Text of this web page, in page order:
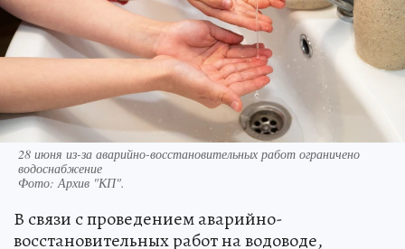
28 июня из-за аварийно-восстановительных работ ограничено
водоснабжение
Фото:Архив "КП".
В связи с проведением аварийно-
восстановительных работ на водоводе,